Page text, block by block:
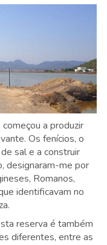
começou a produzir
Os fenícios, o
sal e a construir
designaram-me por
Romanos,
identificavam no
reserva é também
diferentes, entre as